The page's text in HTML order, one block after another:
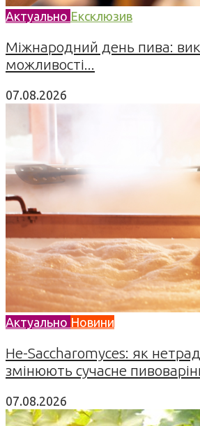
Актуально Ексклюзив
Міжнародний день пива:
можливості...
07.08.2026
Актуально Новини
Не-Saccharomyces: як
змінюють сучасне
07.08.2026